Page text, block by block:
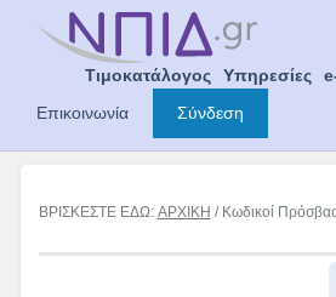
Τιμοκατάλογος Υπηρεσίες
Επικοινωνία
Σύνδεση
ΒΡΙΣΚΕΣΤΕ ΕΔΩ: ΑΡΧΙΚΗ / Κωδικοί